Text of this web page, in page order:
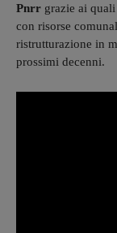
Pnrr grazie ai
con risorse
ristrutturazione in
prossimi decenni.